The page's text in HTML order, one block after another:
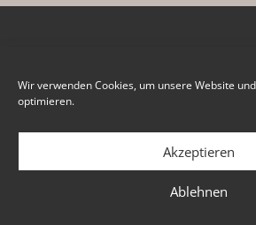
Wir verwenden Cookies, um unsere Website
optimieren.
Akzeptieren
Ablehnen